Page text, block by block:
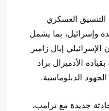
العسكري
وإسرائيل، بما يشمل
إيال زامير
الأدميرال براد
الدبلوماسية.
جديدة مع ترامب،